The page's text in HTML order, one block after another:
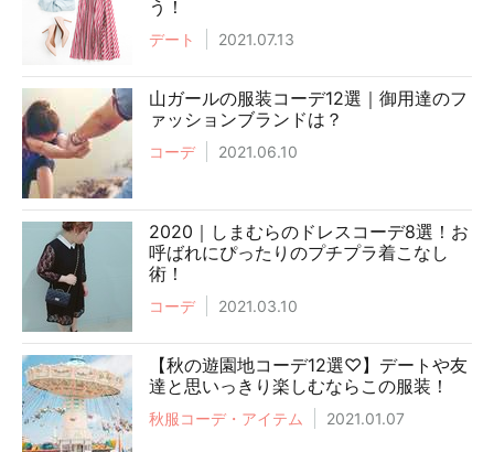
う！
デート 2021.07.13
山ガールの服装コーデ12選｜御用達のフ
ァッションブランドは？
コーデ 2021.06.10
2020｜しまむらのドレスコーデ8選！お
呼ばれにぴったりのプチプラ着こなし
術！
コーデ 2021.03.10
【秋の遊園地コーデ12選♡】デートや友
達と思いっきり楽しむならこの服装！
秋服コーデ・アイテム 2021.01.07